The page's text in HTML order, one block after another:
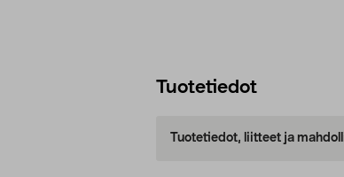
Tuotetiedot
Tuotetiedot, liitteet ja